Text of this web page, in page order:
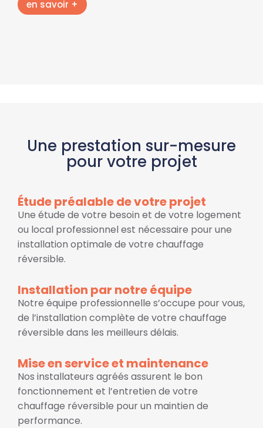
en savoir +
Une prestation sur-mesure
pour votre projet
Étude préalable de votre projet
Une étude de votre besoin et de votre logement
ou local professionnel est nécessaire pour une
installation optimale de votre chauffage
réversible.
Installation par notre équipe
Notre équipe professionnelle s’occupe pour vous,
de l’installation complète de votre chauffage
réversible dans les meilleurs délais.
Mise en service et maintenance
Nos installateurs agréés assurent le bon
fonctionnement et l’entretien de votre
chauffage réversible pour un maintien de
performance.